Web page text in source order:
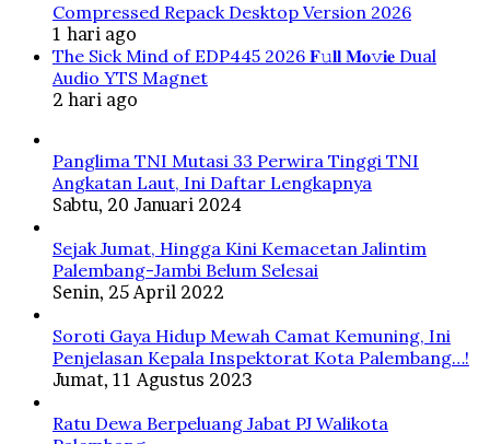
Compressed Repack Desktop Version 2026
1 hari ago
The Sick Mind of EDP445 2026 𝐅𝚞𝐥𝐥 𝐌𝐨𝚟𝐢𝐞 Dual
Audio YTS Magnet
2 hari ago
Panglima TNI Mutasi 33 Perwira Tinggi TNI
Angkatan Laut, Ini Daftar Lengkapnya
Sabtu, 20 Januari 2024
Sejak Jumat, Hingga Kini Kemacetan Jalintim
Palembang-Jambi Belum Selesai
Senin, 25 April 2022
Soroti Gaya Hidup Mewah Camat Kemuning, Ini
Penjelasan Kepala Inspektorat Kota Palembang…!
Jumat, 11 Agustus 2023
Ratu Dewa Berpeluang Jabat PJ Walikota